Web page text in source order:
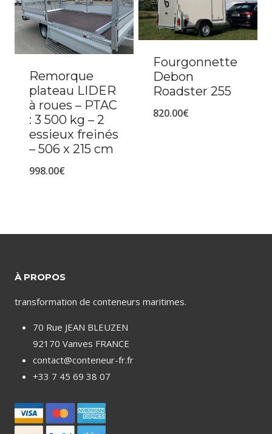
Remorque
plateau LIDER
à roues – PTAC
: 3 500 kg – 2
essieux freinés
– 506 x 215 cm
998.00€
Fourgonnette
Debon
Roadster 255
820.00€
À PROPOS
transformation de conteneurs maritimes.
70 Rue JEAN BLEUZEN
92170 Vanves FRANCE
contact@conteneur-fr.fr
+33 7 45 69 38 07